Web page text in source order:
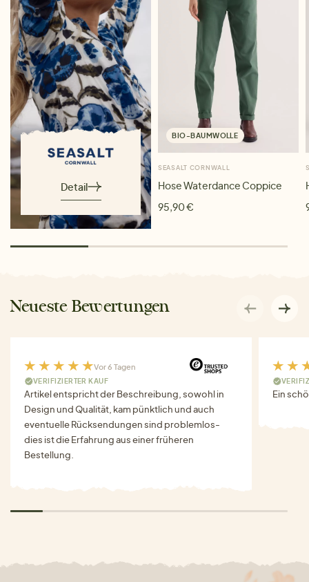
Detail
BIO-BAUMWOLLE
SEASALT CORNWALL
Hose Waterdance Coppice
95,90 €
Neueste Bewertungen
Vor 6 Tagen
VERIFIZIERTER KAUF
Artikel entspricht der Beschreibung, sowohl in
Design und Qualität, kam pünktlich und auch
eventuelle Rücksendungen sind problemlos-
dies ist die Erfahrung aus einer früheren
Bestellung.
Ein